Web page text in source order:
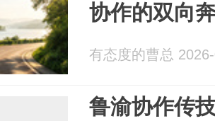
协作的双向
有态度的曹总
鲁渝协作传